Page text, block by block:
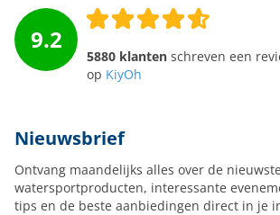
9.2
5880 klanten schreven een
op KiyOh
Nieuwsbrief
Ontvang maandelijks alles over de nieuwste
watersportproducten, interessante
tips en de beste aanbiedingen direct in je